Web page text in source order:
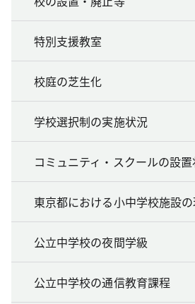
特別支援教室
校庭の芝生化
学校選択制の実施状況
コミュニティ・スクールの設
東京都における小中学校施設
公立中学校の夜間学級
公立中学校の通信教育課程